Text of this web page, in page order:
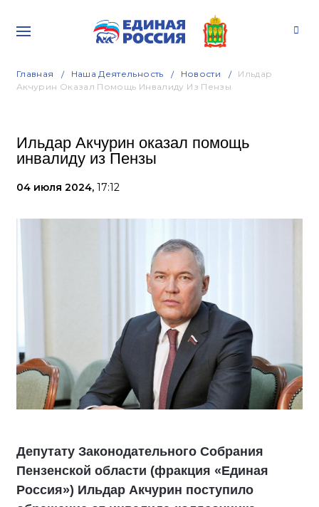
Главная Наша Деятельность Новости
Ильдар
Акчурин Оказал Помощь Инвалиду Из Пензы
Ильдар Акчурин оказал помощь
инвалиду из Пензы
04 июля 2024, 17:12
Депутату Законодательного Собрания
Пензенской области (фракция «Единая
Россия») Ильдар Акчурин поступило